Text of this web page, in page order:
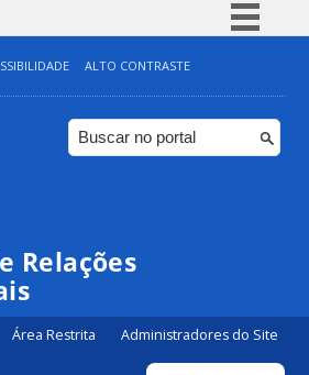
Simplifique!
Comunica BR
Participe
ALTO CONTRASTE
Relações
Área Restrita Administradores do Site